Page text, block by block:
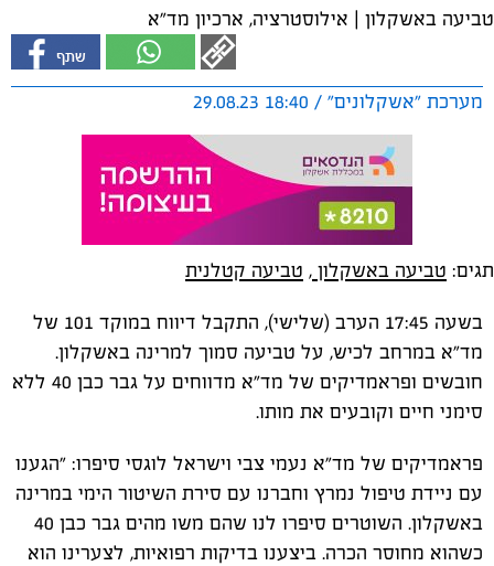
טביעה באשקלון | אילוסטרציה, ארכיון מד"א
מערכת "אשקלונים" / 18:40 29.08.23
תגים: טביעה באשקלון , טביעה קטלנית
בשעה 17:45 הערב (שלישי), התקבל דיווח במוקד 101 של
מד"א במרחב לכיש, על טביעה סמוך למרינה באשקלון.
חובשים ופראמדיקים של מד"א מדווחים על גבר כבן 40 ללא
סימני חיים וקובעים את מותו.
פראמדיקים של מד"א נעמי צבי וישראל לוגסי סיפרו: "הגענו
עם ניידת טיפול נמרץ וחברנו עם סירת השיטור הימי במרינה
באשקלון. השוטרים סיפרו לנו שהם משו מהים גבר כבן 40
כשהוא מחוסר הכרה. ביצענו בדיקות רפואיות, לצערינו הוא